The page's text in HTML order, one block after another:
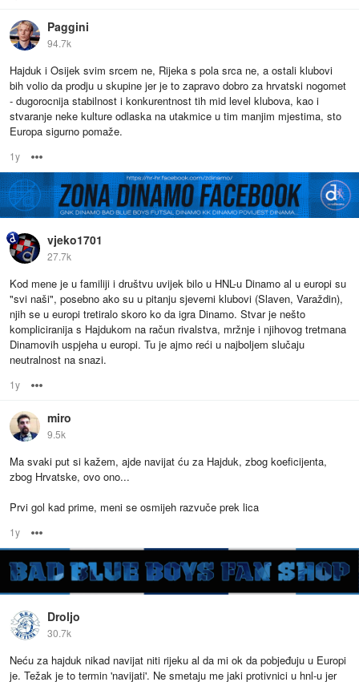
Paggini
94.7k
Hajduk i Osijek svim srcem ne, Rijeka s pola srca ne, a ostali klubovi
bih volio da prodju u skupine jer je to zapravo dobro za hrvatski nogomet
- dugorocnija stabilnost i konkurentnost tih mid level klubova, kao i
stvaranje neke kulture odlaska na utakmice u tim manjim mjestima, sto
Europa sigurno pomaže.
1y
vjeko1701
27.7k
Kod mene je u familiji i društvu uvijek bilo u HNL-u Dinamo al u europi su
"svi naši", posebno ako su u pitanju sjeverni klubovi (Slaven, Varaždin),
njih se u europi tretiralo skoro ko da igra Dinamo. Stvar je nešto
kompliciranija s Hajdukom na račun rivalstva, mržnje i njihovog tretmana
Dinamovih uspjeha u europi. Tu je ajmo reći u najboljem slučaju
neutralnost na snazi.
1y
miro
9.5k
Ma svaki put si kažem, ajde navijat ću za Hajduk, zbog koeficijenta,
zbog Hrvatske, ovo ono...
Prvi gol kad prime, meni se osmijeh razvuče prek lica
1y
Droljo
30.7k
Neću za hajduk nikad navijat niti rijeku al da mi ok da pobjeđuju u Europi
je. Težak je to termin 'navijati'. Ne smetaju me jaki protivnici u hnl-u jer